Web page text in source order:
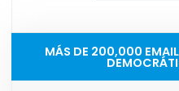
MÁS DE 200,000